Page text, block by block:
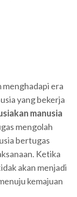
era
yang bekerja
manusia
mengolah
bertugas
Ketika
akan menjadi
kemajuan